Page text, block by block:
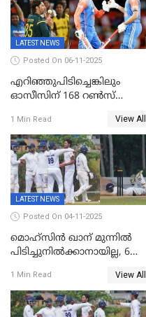
LATEST NEWS
Posted On 06-11-2025
എറിഞ്ഞുപിടിച്ചെങ്കിലും
ഓസീസിന് 168 റൺസ്
1 Min Read View All
LATEST NEWS
Posted On 04-11-2025
മൊഹ്സിൻ ഖാന് മുന്നിൽ
പിടിച്ചുനിൽക്കാനായില്ല, 6
കേരളത്തിന് ഇന്നിംഗ്സ്
തോല്‍വി
1 Min Read View All